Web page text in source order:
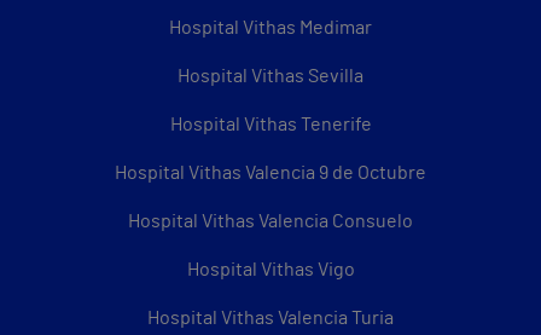
Hospital Vithas Medimar
Hospital Vithas Sevilla
Hospital Vithas Tenerife
Hospital Vithas Valencia 9 de Octubre
Hospital Vithas Valencia Consuelo
Hospital Vithas Vigo
Hospital Vithas Valencia Turia